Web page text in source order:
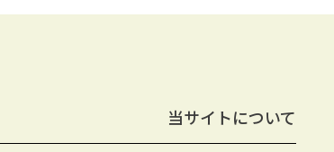
当サイトについて